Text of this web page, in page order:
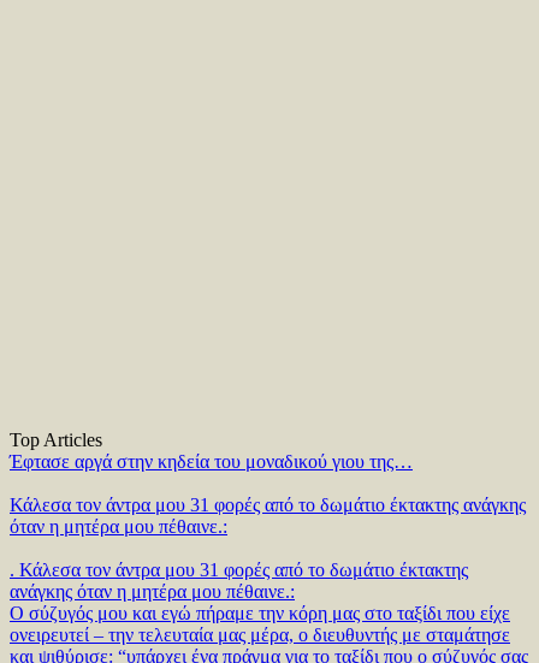
Top Articles
Έφτασε αργά στην κηδεία του μοναδικού γιου της…
Κάλεσα τον άντρα μου 31 φορές από το δωμάτιο έκτακτης ανάγκης
όταν η μητέρα μου πέθαινε.:
. Κάλεσα τον άντρα μου 31 φορές από το δωμάτιο έκτακτης
ανάγκης όταν η μητέρα μου πέθαινε.:
Ο σύζυγός μου και εγώ πήραμε την κόρη μας στο ταξίδι που είχε
ονειρευτεί – την τελευταία μας μέρα, ο διευθυντής με σταμάτησε
και ψιθύρισε: “υπάρχει ένα πράγμα για το ταξίδι που ο σύζυγός σας